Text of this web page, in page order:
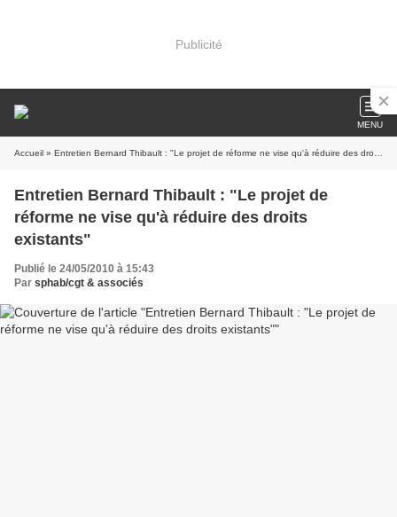
Publicité
MENU
Accueil » Entretien Bernard Thibault : "Le projet de réforme ne vise qu'à réduire des droits existants"
Entretien Bernard Thibault : "Le projet de
réforme ne vise qu'à réduire des droits
existants"
Publié le 24/05/2010 à 15:43
Par sphab/cgt & associés